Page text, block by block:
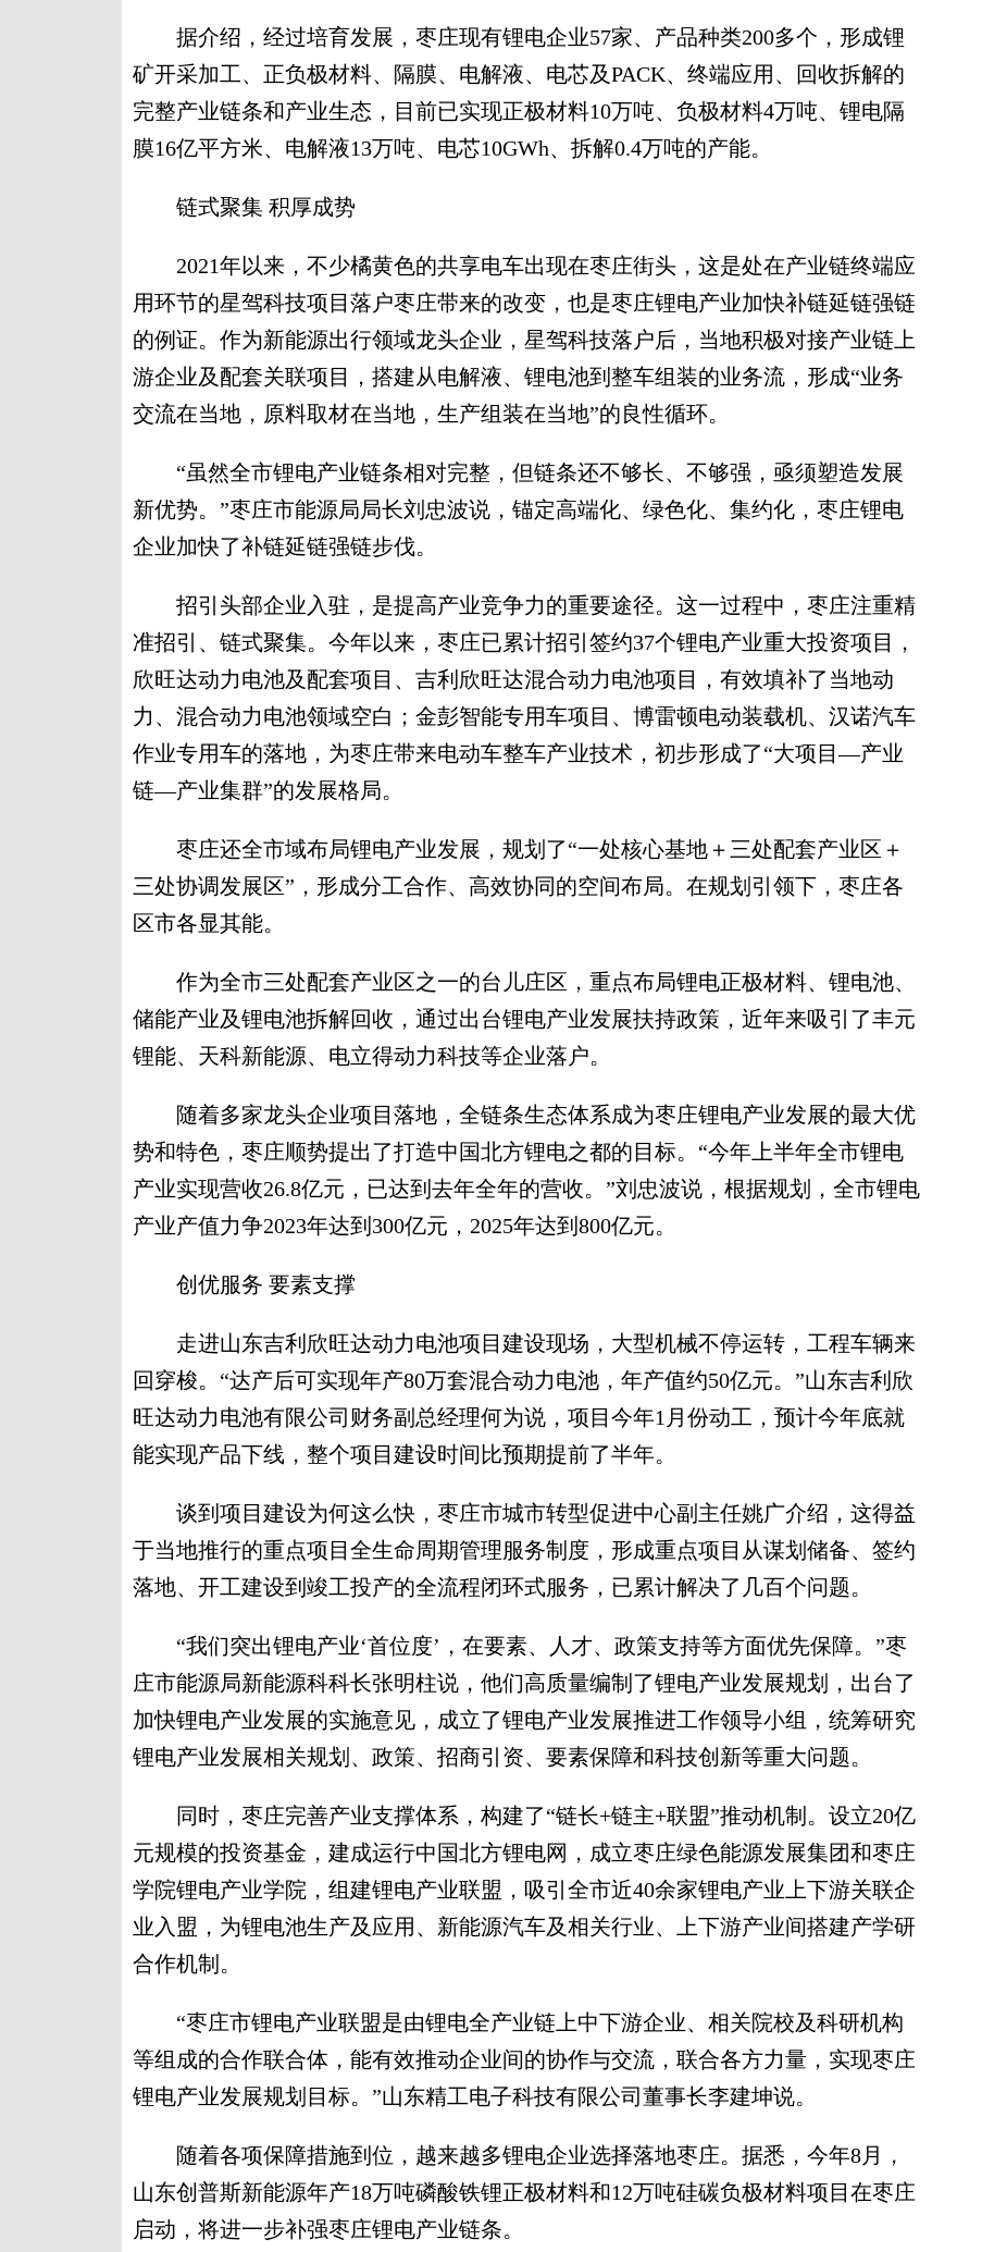
据介绍，经过培育发展，枣庄现有锂电企业57家、产品种类200多个，形成锂
矿开采加工、正负极材料、隔膜、电解液、电芯及PACK、终端应用、回收拆解的
完整产业链条和产业生态，目前已实现正极材料10万吨、负极材料4万吨、锂电隔
膜16亿平方米、电解液13万吨、电芯10GWh、拆解0.4万吨的产能。
链式聚集 积厚成势
2021年以来，不少橘黄色的共享电车出现在枣庄街头，这是处在产业链终端应
用环节的星驾科技项目落户枣庄带来的改变，也是枣庄锂电产业加快补链延链强链
的例证。作为新能源出行领域龙头企业，星驾科技落户后，当地积极对接产业链上
游企业及配套关联项目，搭建从电解液、锂电池到整车组装的业务流，形成“业务
交流在当地，原料取材在当地，生产组装在当地”的良性循环。
“虽然全市锂电产业链条相对完整，但链条还不够长、不够强，亟须塑造发展
新优势。”枣庄市能源局局长刘忠波说，锚定高端化、绿色化、集约化，枣庄锂电
企业加快了补链延链强链步伐。
招引头部企业入驻，是提高产业竞争力的重要途径。这一过程中，枣庄注重精
准招引、链式聚集。今年以来，枣庄已累计招引签约37个锂电产业重大投资项目，
欣旺达动力电池及配套项目、吉利欣旺达混合动力电池项目，有效填补了当地动
力、混合动力电池领域空白；金彭智能专用车项目、博雷顿电动装载机、汉诺汽车
作业专用车的落地，为枣庄带来电动车整车产业技术，初步形成了“大项目—产业
链—产业集群”的发展格局。
枣庄还全市域布局锂电产业发展，规划了“一处核心基地＋三处配套产业区＋
三处协调发展区”，形成分工合作、高效协同的空间布局。在规划引领下，枣庄各
区市各显其能。
作为全市三处配套产业区之一的台儿庄区，重点布局锂电正极材料、锂电池、
储能产业及锂电池拆解回收，通过出台锂电产业发展扶持政策，近年来吸引了丰元
锂能、天科新能源、电立得动力科技等企业落户。
随着多家龙头企业项目落地，全链条生态体系成为枣庄锂电产业发展的最大优
势和特色，枣庄顺势提出了打造中国北方锂电之都的目标。“今年上半年全市锂电
产业实现营收26.8亿元，已达到去年全年的营收。”刘忠波说，根据规划，全市锂电
产业产值力争2023年达到300亿元，2025年达到800亿元。
创优服务 要素支撑
走进山东吉利欣旺达动力电池项目建设现场，大型机械不停运转，工程车辆来
回穿梭。“达产后可实现年产80万套混合动力电池，年产值约50亿元。”山东吉利欣
旺达动力电池有限公司财务副总经理何为说，项目今年1月份动工，预计今年底就
能实现产品下线，整个项目建设时间比预期提前了半年。
谈到项目建设为何这么快，枣庄市城市转型促进中心副主任姚广介绍，这得益
于当地推行的重点项目全生命周期管理服务制度，形成重点项目从谋划储备、签约
落地、开工建设到竣工投产的全流程闭环式服务，已累计解决了几百个问题。
“我们突出锂电产业‘首位度’，在要素、人才、政策支持等方面优先保障。”枣
庄市能源局新能源科科长张明柱说，他们高质量编制了锂电产业发展规划，出台了
加快锂电产业发展的实施意见，成立了锂电产业发展推进工作领导小组，统筹研究
锂电产业发展相关规划、政策、招商引资、要素保障和科技创新等重大问题。
同时，枣庄完善产业支撑体系，构建了“链长+链主+联盟”推动机制。设立20亿
元规模的投资基金，建成运行中国北方锂电网，成立枣庄绿色能源发展集团和枣庄
学院锂电产业学院，组建锂电产业联盟，吸引全市近40余家锂电产业上下游关联企
业入盟，为锂电池生产及应用、新能源汽车及相关行业、上下游产业间搭建产学研
合作机制。
“枣庄市锂电产业联盟是由锂电全产业链上中下游企业、相关院校及科研机构
等组成的合作联合体，能有效推动企业间的协作与交流，联合各方力量，实现枣庄
锂电产业发展规划目标。”山东精工电子科技有限公司董事长李建坤说。
随着各项保障措施到位，越来越多锂电企业选择落地枣庄。据悉，今年8月，
山东创普斯新能源年产18万吨磷酸铁锂正极材料和12万吨硅碳负极材料项目在枣庄
启动，将进一步补强枣庄锂电产业链条。